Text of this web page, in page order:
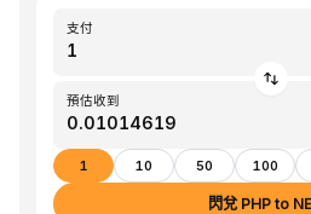
支付
預估收到
1 10 50 100
閃兌 PHP to